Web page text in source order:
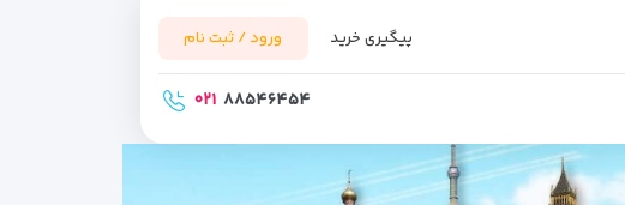
پیگیری خرید ورود / ثبت نام
۰۲۱ ۸۸۵۴۶۴۵۴